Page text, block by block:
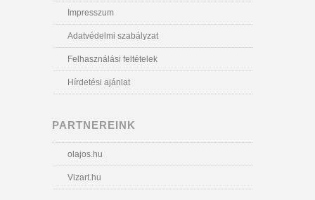
Impresszum
Adatvédelmi szabályzat
Felhasználási feltételek
Hírdetési ajánlat
PARTNEREINK
olajos.hu
Vizart.hu